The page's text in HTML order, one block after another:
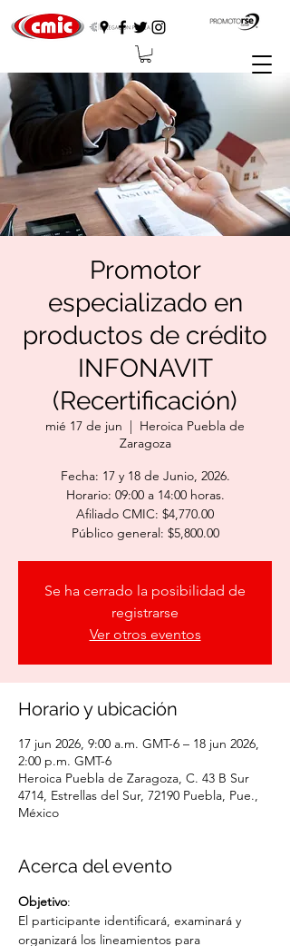
Promotor
especializado en
productos de crédito
INFONAVIT
(Recertificación)
mié 17 de jun
  |
Heroica Puebla de
Zaragoza
Fecha: 17 y 18 de Junio, 2026.
Horario: 09:00 a 14:00 horas.
Afiliado CMIC: $4,770.00
Público general: $5,800.00
Se ha cerrado la posibilidad de
registrarse
Ver otros eventos
Horario y ubicación
17 jun 2026, 9:00 a.m. GMT-6 – 18 jun 2026,
2:00 p.m. GMT-6
Heroica Puebla de Zaragoza, C. 43 B Sur
4714, Estrellas del Sur, 72190 Puebla, Pue.,
México
Acerca del evento
Objetivo:
El participante identificará, examinará y
organizará los lineamientos para